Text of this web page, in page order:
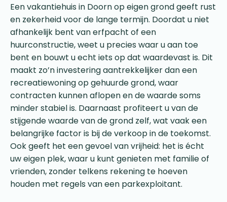
Een vakantiehuis in Doorn op eigen grond geeft rust
en zekerheid voor de lange termijn. Doordat u niet
afhankelijk bent van erfpacht of een
huurconstructie, weet u precies waar u aan toe
bent en bouwt u echt iets op dat waardevast is. Dit
maakt zo’n investering aantrekkelijker dan een
recreatiewoning op gehuurde grond, waar
contracten kunnen aflopen en de waarde soms
minder stabiel is. Daarnaast profiteert u van de
stijgende waarde van de grond zelf, wat vaak een
belangrijke factor is bij de verkoop in de toekomst.
Ook geeft het een gevoel van vrijheid: het is écht
uw eigen plek, waar u kunt genieten met familie of
vrienden, zonder telkens rekening te hoeven
houden met regels van een parkexploitant.